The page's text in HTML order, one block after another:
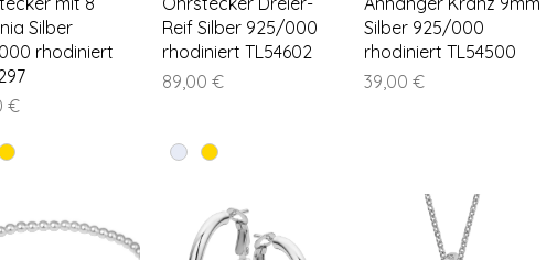
Silber
rhodiniert
€
Reif Silber 925/000
rhodiniert TL54602
Preis
89,00 €
Silber 925/000
rhodiniert TL54500
Preis
39,00 €